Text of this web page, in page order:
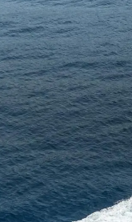
Bilgi
Si̇te Hari̇tasi
İrti̇bat
Çerez